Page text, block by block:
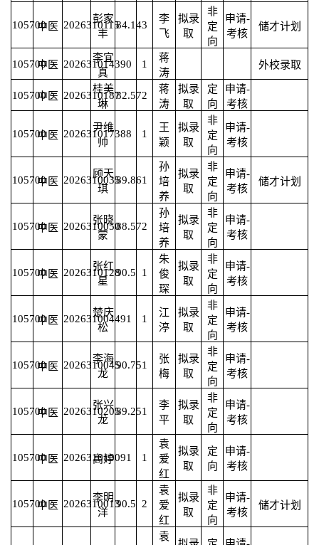
105700中医 2026310115
彭家
丰
84.143
李
飞
拟录
取
非
定
向
申请-
考核
储才计划
105700中医 2026310143
李宜
真
90 1
蒋
涛
外校录取
105700中医 2026310187
桂美
琳
82.572
蒋
涛
拟录
取
定
向
申请-
考核
105700中医 2026310173
尹维
帅
88 1
王
颖
拟录
取
非
定
向
申请-
考核
105700中医 2026310035
顾天
琪
89.861
孙
培
养
拟录
取
非
定
向
申请-
考核
储才计划
105700中医 2026310050
张晓
蒙
88.572
孙
培
养
拟录
取
非
定
向
申请-
考核
105700中医 2026310128
张红
星
90.5 1
朱
俊
琛
拟录
取
非
定
向
申请-
考核
105700中医 2026310044
楚庆
松
91 1
江
渟
拟录
取
非
定
向
申请-
考核
105700中医 2026310045
李海
龙
90.751
张
梅
拟录
取
非
定
向
申请-
考核
105700中医 2026310205
张兴
龙
89.251
李
平
拟录
取
非
定
向
申请-
考核
105700中医 2026310100
高婷 91 1
袁
爱
红
拟录
取
定
向
申请-
考核
105700中医 2026310013
李明
洋
90.5 2
袁
爱
红
拟录
取
非
定
向
申请-
考核
储才计划
袁